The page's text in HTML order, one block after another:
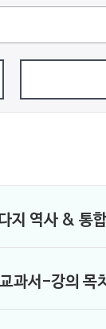
지 역사 & 통
과서-강의 목